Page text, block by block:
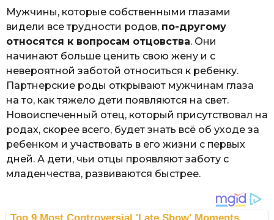
Мужчины, которые собственными глазами
видели все трудности родов, по-другому
относятся к вопросам отцовства. Они
начинают больше ценить свою жену и с
невероятной заботой относиться к ребенку.
Партнерские роды открывают мужчинам глаза
на то, как тяжело дети появляются на свет.
Новоиспеченный отец, который присутствовал на
родах, скорее всего, будет знать всё об уходе за
ребенком и участвовать в его жизни с первых
дней. А дети, чьи отцы проявляют заботу с
младенчества, развиваются быстрее.